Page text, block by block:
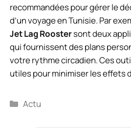
recommandées pour gérer le
d’un voyage en Tunisie. Par
Jet Lag Roostersont deux
qui fournissent des plans
votre rythme circadien. Ces
utiles pour minimiser les effets
Catégories
Actu